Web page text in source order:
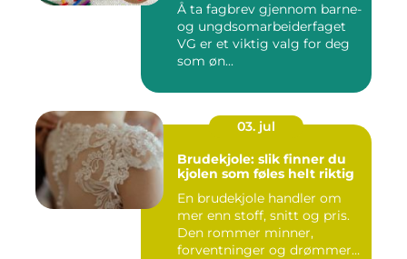
Å ta fagbrev gjennom barne-
og ungdsomarbeiderfaget
VG er et viktig valg for deg
som øn...
03. jul
Brudekjole: slik finner du
kjolen som føles helt riktig
En brudekjole handler om
mer enn stoff, snitt og pris.
Den rommer minner,
forventninger og drømmer